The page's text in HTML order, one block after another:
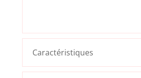
Caractéristiques